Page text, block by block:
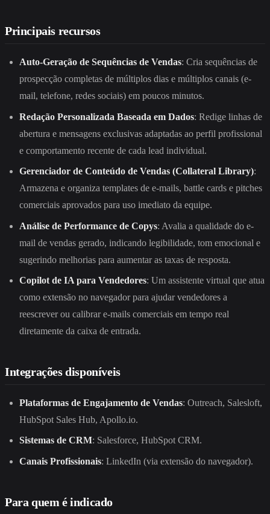
Principais recursos
Auto-Geração de Sequências de Vendas: Cria sequências de
prospecção completas de múltiplos dias e múltiplos canais (e-
mail, telefone, redes sociais) em poucos minutos.
Redação Personalizada Baseada em Dados: Redige linhas de
abertura e mensagens exclusivas adaptadas ao perfil profissional
e comportamento recente de cada lead individual.
Gerenciador de Conteúdo de Vendas (Collateral Library):
Armazena e organiza templates de e-mails, battle cards e pitches
comerciais aprovados para uso imediato da equipe.
Análise de Performance de Copys: Avalia a qualidade do e-
mail de vendas gerado, indicando legibilidade, tom emocional e
sugerindo melhorias para aumentar as taxas de resposta.
Copilot de IA para Vendedores: Um assistente virtual que atua
como extensão no navegador para ajudar vendedores a
reescrever ou calibrar e-mails comerciais em tempo real
diretamente da caixa de entrada.
Integrações disponíveis
Plataformas de Engajamento de Vendas: Outreach, Salesloft,
HubSpot Sales Hub, Apollo.io.
Sistemas de CRM: Salesforce, HubSpot CRM.
Canais Profissionais: LinkedIn (via extensão do navegador).
Para quem é indicado